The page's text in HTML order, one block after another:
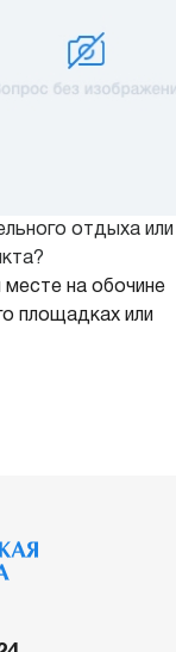
отдыха или
на обочине
площадках или